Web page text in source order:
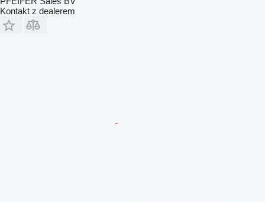
Kontakt z dealerem